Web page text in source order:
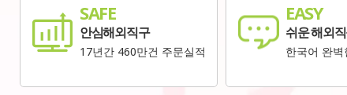
SAFE
안심해외직구
17년간 460만건 주문실적
EASY
쉬운 해외
한국어 완